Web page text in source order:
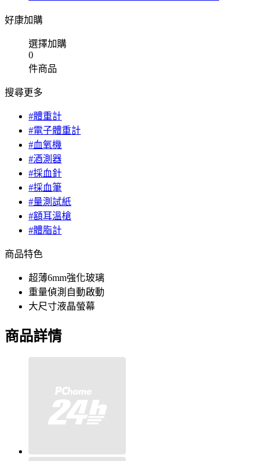
好康加購
選擇加購
0
件商品
搜尋更多
#體重計
#電子體重計
#血氧機
#酒測器
#採血針
#採血筆
#量測試紙
#額耳溫槍
#體脂計
商品特色
超薄6mm強化玻璃
重量偵測自動啟動
大尺寸液晶螢幕
商品詳情